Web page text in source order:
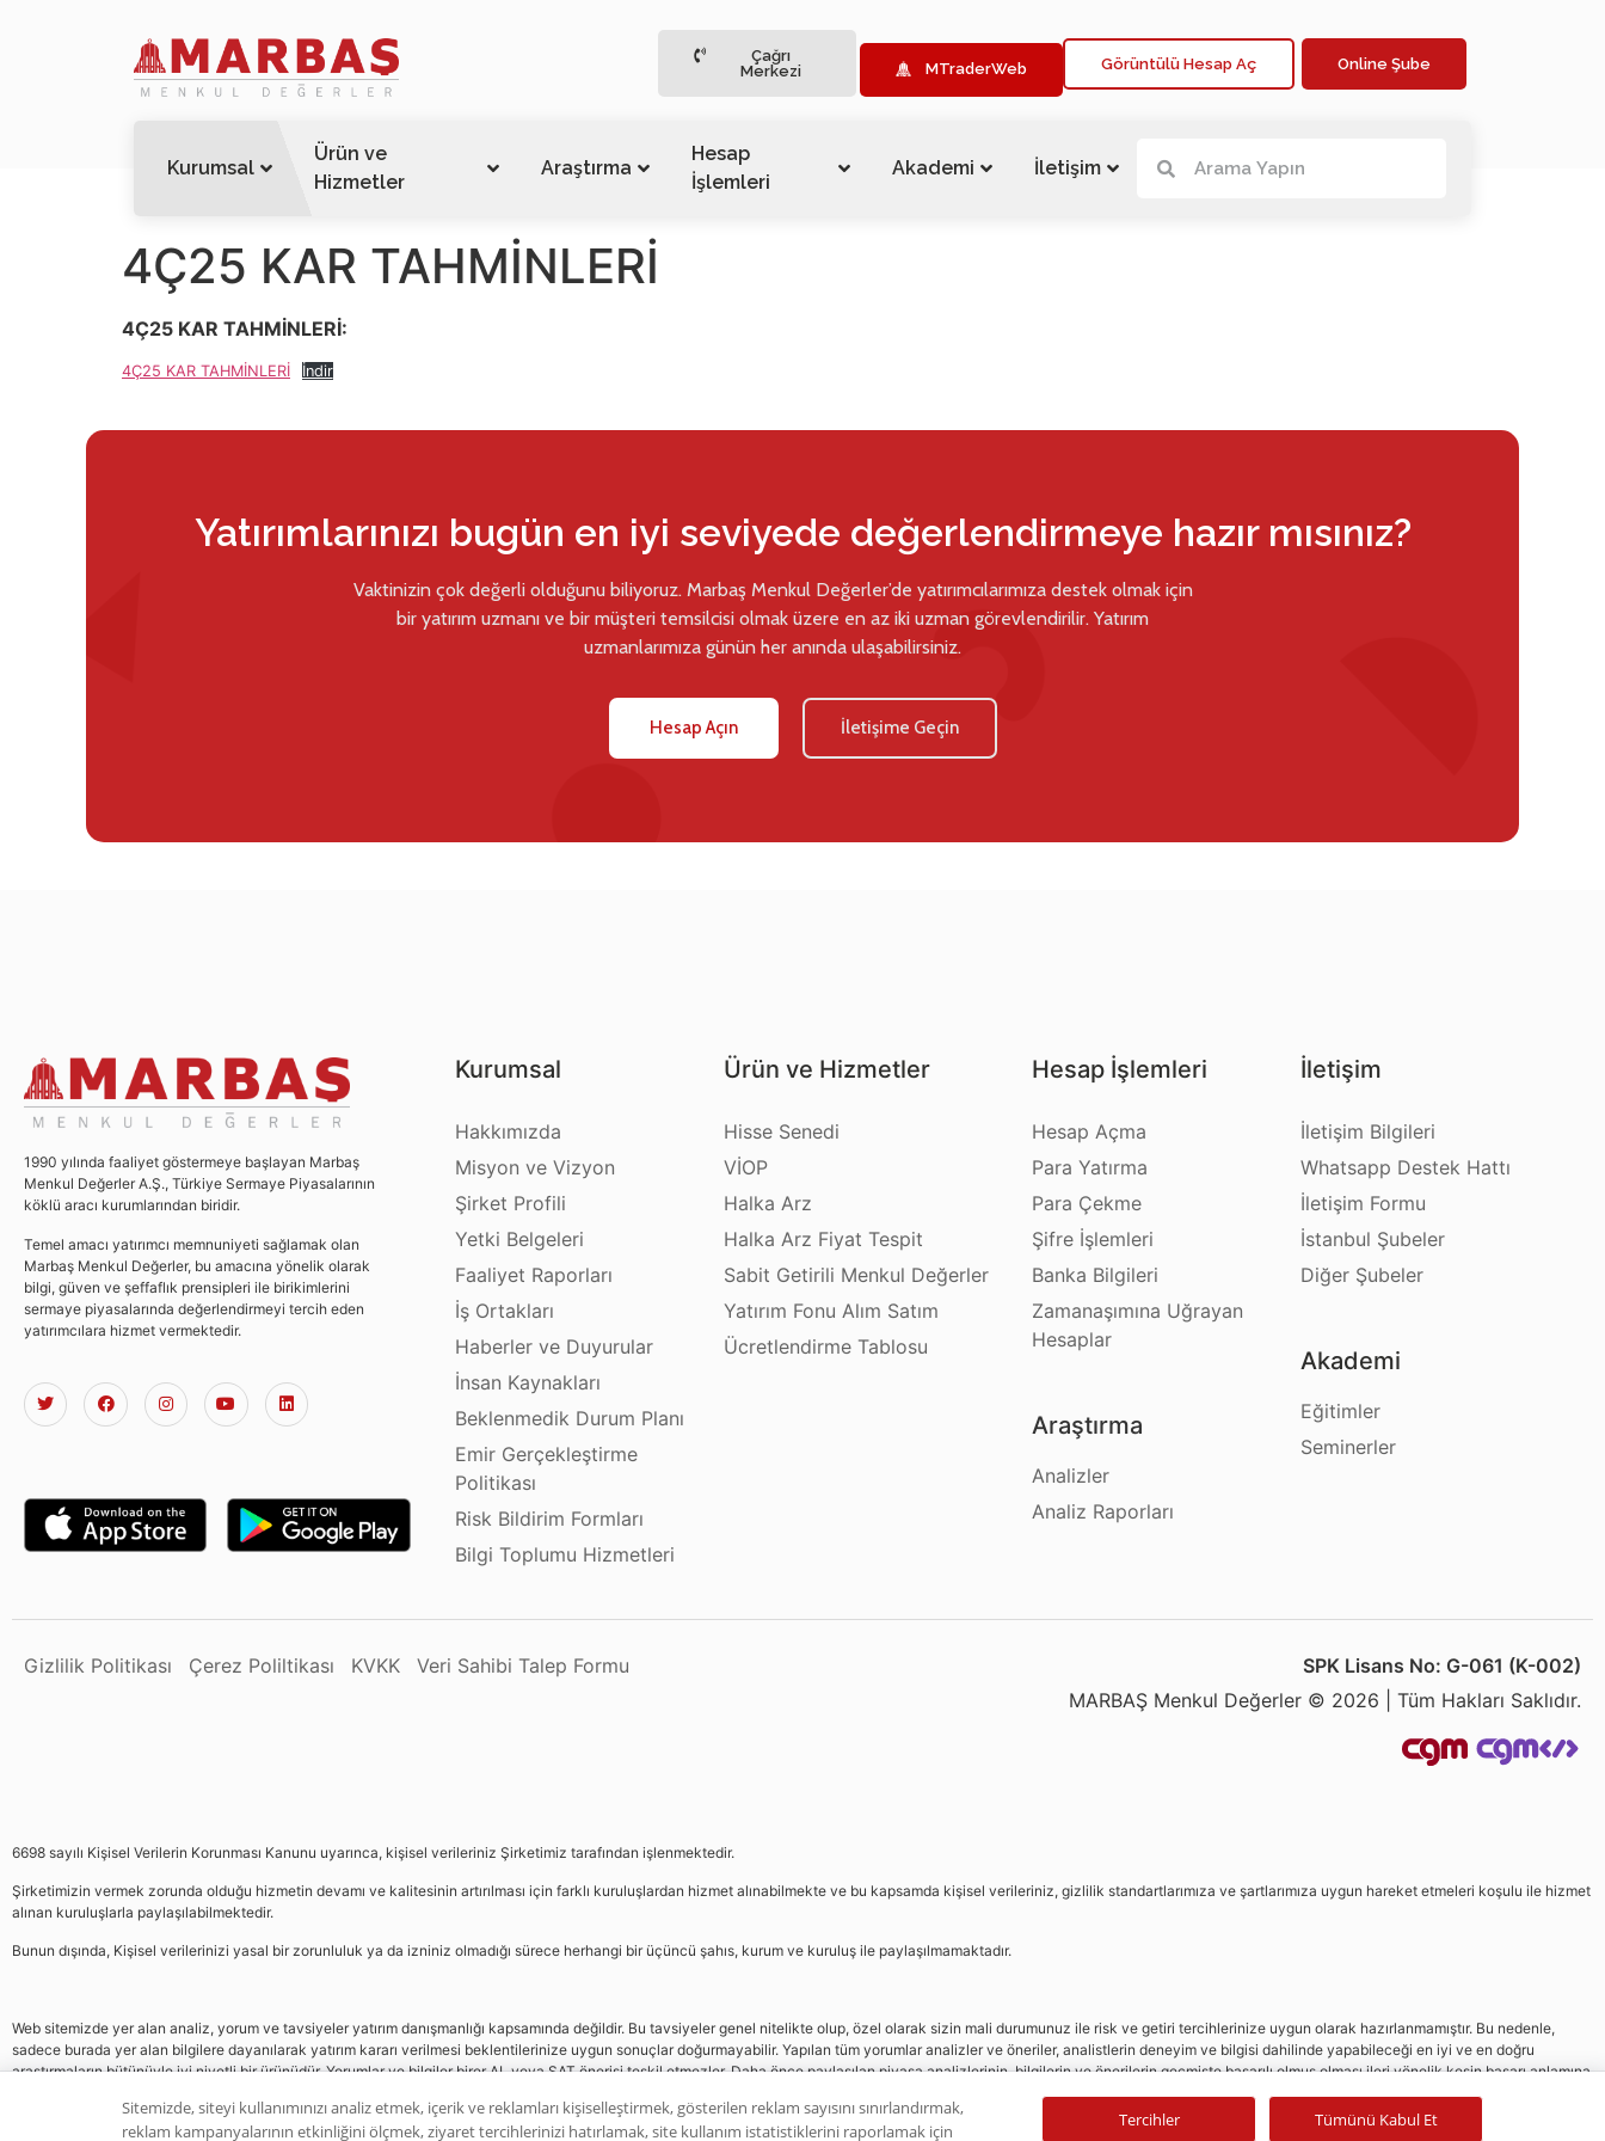
Çağrı
Merkezi
MTraderWeb Görüntülü Hesap Aç Online Şube
Kurumsal
Ürün ve
Hizmetler
Araştırma
Hesap
İşlemleri
Akademi İletişim
4Ç25 KAR TAHMİNLERİ
4Ç25 KAR TAHMİNLERİ:
4Ç25 KAR TAHMİNLERİ İndir
Yatırımlarınızı bugün en iyi seviyede değerlendirmeye hazır mısınız?
Vaktinizin çok değerli olduğunu biliyoruz. Marbaş Menkul Değerler’de yatırımcılarımıza destek olmak için
bir yatırım uzmanı ve bir müşteri temsilcisi olmak üzere en az iki uzman görevlendirilir. Yatırım
uzmanlarımıza günün her anında ulaşabilirsiniz.
Hesap Açın İletişime Geçin
1990 yılında faaliyet göstermeye başlayan Marbaş
Menkul Değerler A.Ş., Türkiye Sermaye Piyasalarının
köklü aracı kurumlarından biridir.
Temel amacı yatırımcı memnuniyeti sağlamak olan
Marbaş Menkul Değerler, bu amacına yönelik olarak
bilgi, güven ve şeffaflık prensipleri ile birikimlerini
sermaye piyasalarında değerlendirmeyi tercih eden
yatırımcılara hizmet vermektedir.
Kurumsal
Hakkımızda
Misyon ve Vizyon
Şirket Profili
Yetki Belgeleri
Faaliyet Raporları
İş Ortakları
Haberler ve Duyurular
İnsan Kaynakları
Beklenmedik Durum Planı
Emir Gerçekleştirme
Politikası
Risk Bildirim Formları
Bilgi Toplumu Hizmetleri
Ürün ve Hizmetler
Hisse Senedi
VİOP
Halka Arz
Halka Arz Fiyat Tespit
Sabit Getirili Menkul Değerler
Yatırım Fonu Alım Satım
Ücretlendirme Tablosu
Hesap İşlemleri
Hesap Açma
Para Yatırma
Para Çekme
Şifre İşlemleri
Banka Bilgileri
Zamanaşımına Uğrayan
Hesaplar
Araştırma
Analizler
Analiz Raporları
İletişim
İletişim Bilgileri
Whatsapp Destek Hattı
İletişim Formu
İstanbul Şubeler
Diğer Şubeler
Akademi
Eğitimler
Seminerler
Gizlilik Politikası Çerez Poliltikası KVKK Veri Sahibi Talep Formu
SPK Lisans No: G-061 (K-002)
MARBAŞ Menkul Değerler © 2026 | Tüm Hakları Saklıdır.
6698 sayılı Kişisel Verilerin Korunması Kanunu uyarınca, kişisel verileriniz Şirketimiz tarafından işlenmektedir.
Şirketimizin vermek zorunda olduğu hizmetin devamı ve kalitesinin artırılması için farklı kuruluşlardan hizmet alınabilmekte ve bu kapsamda kişisel verileriniz, gizlilik standartlarımıza ve şartlarımıza uygun hareket etmeleri koşulu ile hizmet
alınan kuruluşlarla paylaşılabilmektedir.
Bunun dışında, Kişisel verilerinizi yasal bir zorunluluk ya da izniniz olmadığı sürece herhangi bir üçüncü şahıs, kurum ve kuruluş ile paylaşılmamaktadır.
Web sitemizde yer alan analiz, yorum ve tavsiyeler yatırım danışmanlığı kapsamında değildir. Bu tavsiyeler genel nitelikte olup, özel olarak sizin mali durumunuz ile risk ve getiri tercihlerinize uygun olarak hazırlanmamıştır. Bu nedenle,
sadece burada yer alan bilgilere dayanılarak yatırım kararı verilmesi beklentilerinize uygun sonuçlar doğurmayabilir. Yapılan tüm yorumlar analizler ve öneriler, analistlerin deneyim ve bilgisi dahilinde yapabileceği en iyi ve en doğru
araştırmaların bütünüyle iyi niyetli bir ürünüdür. Yorumlar ve bilgiler birer AL veya SAT önerisi teşkil etmezler. Daha önce paylaşılan piyasa analizlerinin, bilgilerin ve önerilerin geçmişte başarılı olmuş olması ileri yönelik kesin başarı anlamına
Sitemizde, siteyi kullanımınızı analiz etmek, içerik ve reklamları kişiselleştirmek, gösterilen reklam sayısını sınırlandırmak,
reklam kampanyalarının etkinliğini ölçmek, ziyaret tercihlerinizi hatırlamak, site kullanım istatistiklerini raporlamak için
Tercihler Tümünü Kabul Et